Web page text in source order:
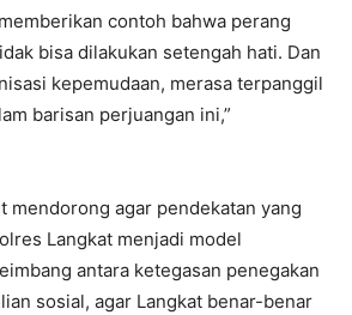
contoh bahwa perang
bisa dilakukan setengah hati. Dan
kepemudaan, merasa terpanggil
barisan perjuangan ini,”
mendorong agar pendekatan yang
Langkat menjadi model
antara ketegasan penegakan
sosial, agar Langkat benar-benar